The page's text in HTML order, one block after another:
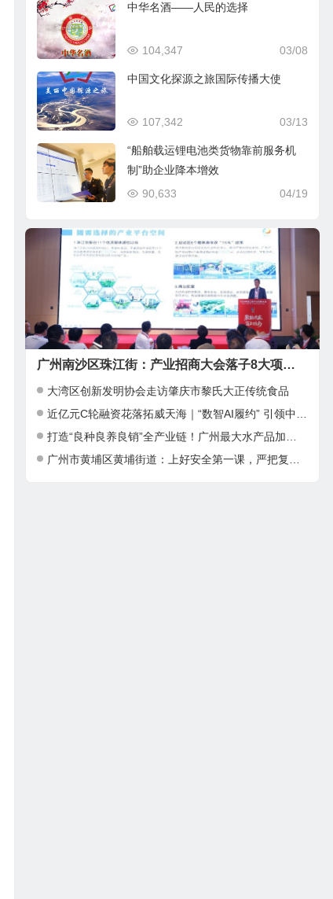
中华名酒——人民的选择
03/08
104,347
中国文化探源之旅国际传播大使
03/13
107,342
“船舶载运锂电池类货物靠前服务机
制”助企业降本增效
04/19
90,633
广州南沙区珠江街：产业招商大会落子8大项目，邀湾区客商抢占“南沙站”红利
大湾区创新发明协会走访肇庆市黎氏大正传统食品
近亿元C轮融资花落拓威天海｜“数智AI履约” 引领中大件出海新基建
打造“良种良养良销”全产业链！广州最大水产品加工项目在南沙正式投产
广州市黄埔区黄埔街道：上好安全第一课，严把复工复产安全关